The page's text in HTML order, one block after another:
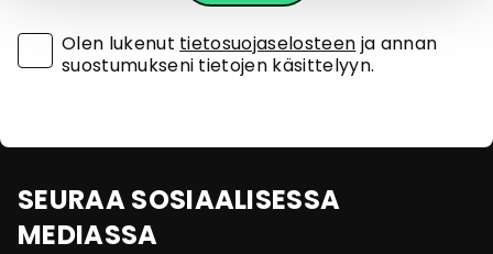
Olen lukenut tietosuojaselosteen ja annan
suostumukseni tietojen käsittelyyn.
SEURAA SOSIAALISESSA
MEDIASSA